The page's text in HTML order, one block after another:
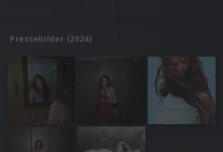
Pressebilder (2024)